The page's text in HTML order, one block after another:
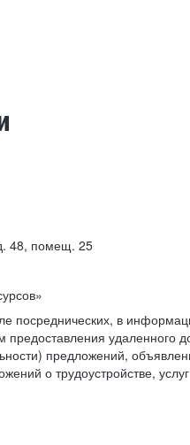
48, помещ. 25
посреднических, в
предложений,
о трудоустройстве,